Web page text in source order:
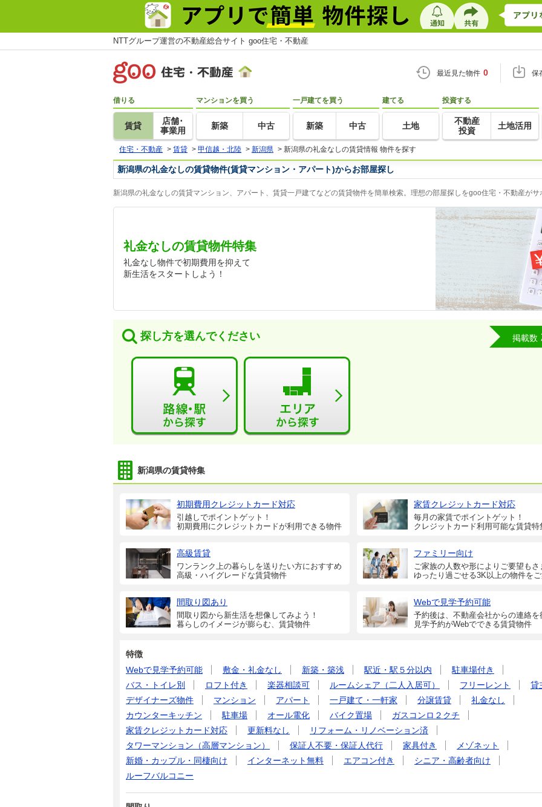
NTTグループ運営の不動産総合サイト goo住宅・不動産
最近見た物件 0 保
借りる
賃貸
店舗･
事業用
マンションを買う
新築 中古
一戸建てを買う
新築 中古
建てる
土地
投資する
不動産
投資
土地活用
住宅・不動産 > 賃貸 > 甲信越・北陸 > 新潟県 > 新潟県の礼金なしの賃貸情報 物件を探す
新潟県の礼金なしの賃貸物件(賃貸マンション・アパート)からお部屋探し
新潟県の礼金なしの賃貸マンション、アパート、賃貸一戸建てなどの賃貸物件を簡単検索。理想の部屋探しをgoo住宅・不動産がサ
礼金なしの賃貸物件特集
礼金なし物件で初期費用を抑えて
新生活をスタートしよう！
探し方を選んでください 掲載数
新潟県の賃貸特集
初期費用クレジットカード対応
引越しでポイントゲット！
初期費用にクレジットカードが利用できる物件
家賃クレジットカード対応
毎月の家賃でポイントゲット！
クレジットカード利用可能な賃貸特
高級賃貸
ワンランク上の暮らしを送りたい方におすすめ
高級・ハイグレードな賃貸物件
ファミリー向け
ご家族の人数や形によりご要望もさ
ゆったり過ごせる3K以上の物件を
間取り図あり
間取り図から新生活を想像してみよう！
暮らしのイメージが膨らむ、賃貸物件
Webで見学予約可能
予約後は、不動産会社からの連絡を
見学予約がWebでできる賃貸物件
特徴
Webで見学予約可能
敷金・礼金なし 新築・築浅 駅近・駅５分以内
駐車場付き
バス・トイレ別
ロフト付き 楽器相談可 ルームシェア（二人入居可） フリーレント
貸
デザイナーズ物件
マンション アパート 一戸建て・一軒家 分譲賃貸
礼金なし
カウンターキッチン
駐車場 オール電化 バイク置場
ガスコンロ２クチ
家賃クレジットカード対応
更新料なし
リフォーム・リノベーション済
タワーマンション（高層マンション）
保証人不要・保証人代行 家具付き
メゾネット
新婚・カップル・同棲向け
インターネット無料 エアコン付き
シニア・高齢者向け
ルーフバルコニー